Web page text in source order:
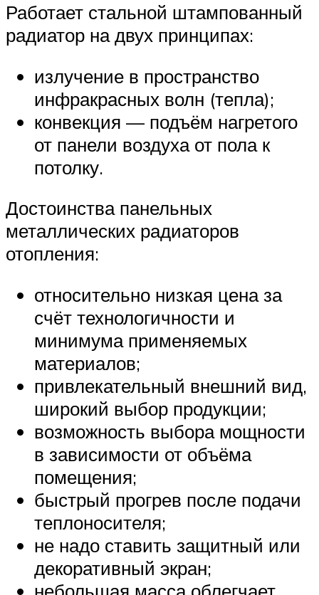
Работает стальной штампованный
радиатор на двух принципах:
излучение в пространство
инфракрасных волн (тепла);
конвекция — подъём нагретого
от панели воздуха от пола к
потолку.
Достоинства панельных
металлических радиаторов
отопления:
относительно низкая цена за
счёт технологичности и
минимума применяемых
материалов;
привлекательный внешний вид,
широкий выбор продукции;
возможность выбора мощности
в зависимости от объёма
помещения;
быстрый прогрев после подачи
теплоносителя;
не надо ставить защитный или
декоративный экран;